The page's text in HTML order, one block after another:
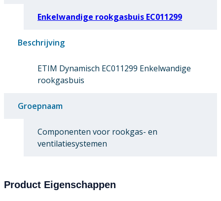
Enkelwandige rookgasbuis EC011299
Beschrijving
ETIM Dynamisch EC011299 Enkelwandige
rookgasbuis
Groepnaam
Componenten voor rookgas- en
ventilatiesystemen
Product Eigenschappen